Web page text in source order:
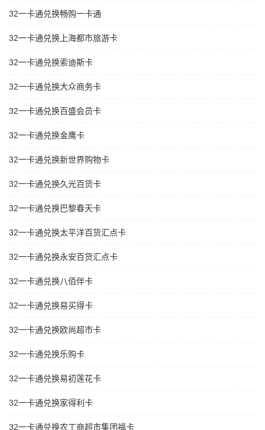
32一卡通兑换畅购一卡通
32一卡通兑换上海都市旅游卡
32一卡通兑换索迪斯卡
32一卡通兑换大众商务卡
32一卡通兑换百盛会员卡
32一卡通兑换金鹰卡
32一卡通兑换新世界购物卡
32一卡通兑换久光百货卡
32一卡通兑换巴黎春天卡
32一卡通兑换太平洋百货汇点卡
32一卡通兑换永安百货汇点卡
32一卡通兑换八佰伴卡
32一卡通兑换易买得卡
32一卡通兑换欧尚超市卡
32一卡通兑换乐购卡
32一卡通兑换易初莲花卡
32一卡通兑换家得利卡
32一卡通兑换农工商超市集团福卡